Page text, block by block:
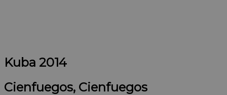
Kuba 2014
Cienfuegos, Cienfuegos